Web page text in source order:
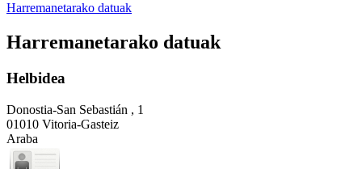
Harremanetarako datuak
Harremanetarako datuak
Helbidea
Donostia-San Sebastián , 1
01010 Vitoria-Gasteiz
Araba